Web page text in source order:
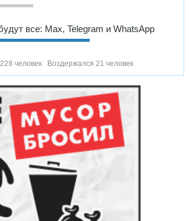
все: Max, Telegram и WhatsApp
человек Воздержался 21 человек